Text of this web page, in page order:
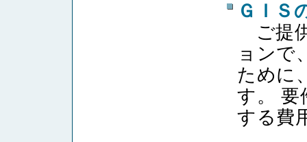
ＧＩＳ
ご提
ョンで
ために
す。 要
する費